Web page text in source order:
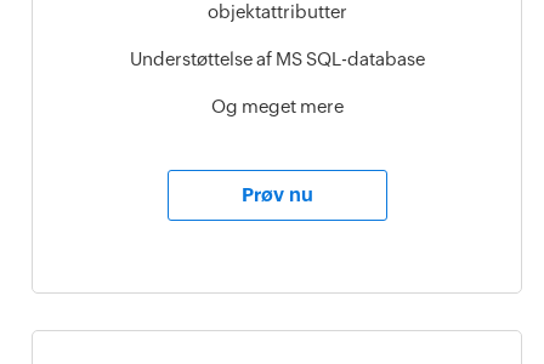
objektattributter
Understøttelse af MS SQL-database
Og meget mere
Prøv nu